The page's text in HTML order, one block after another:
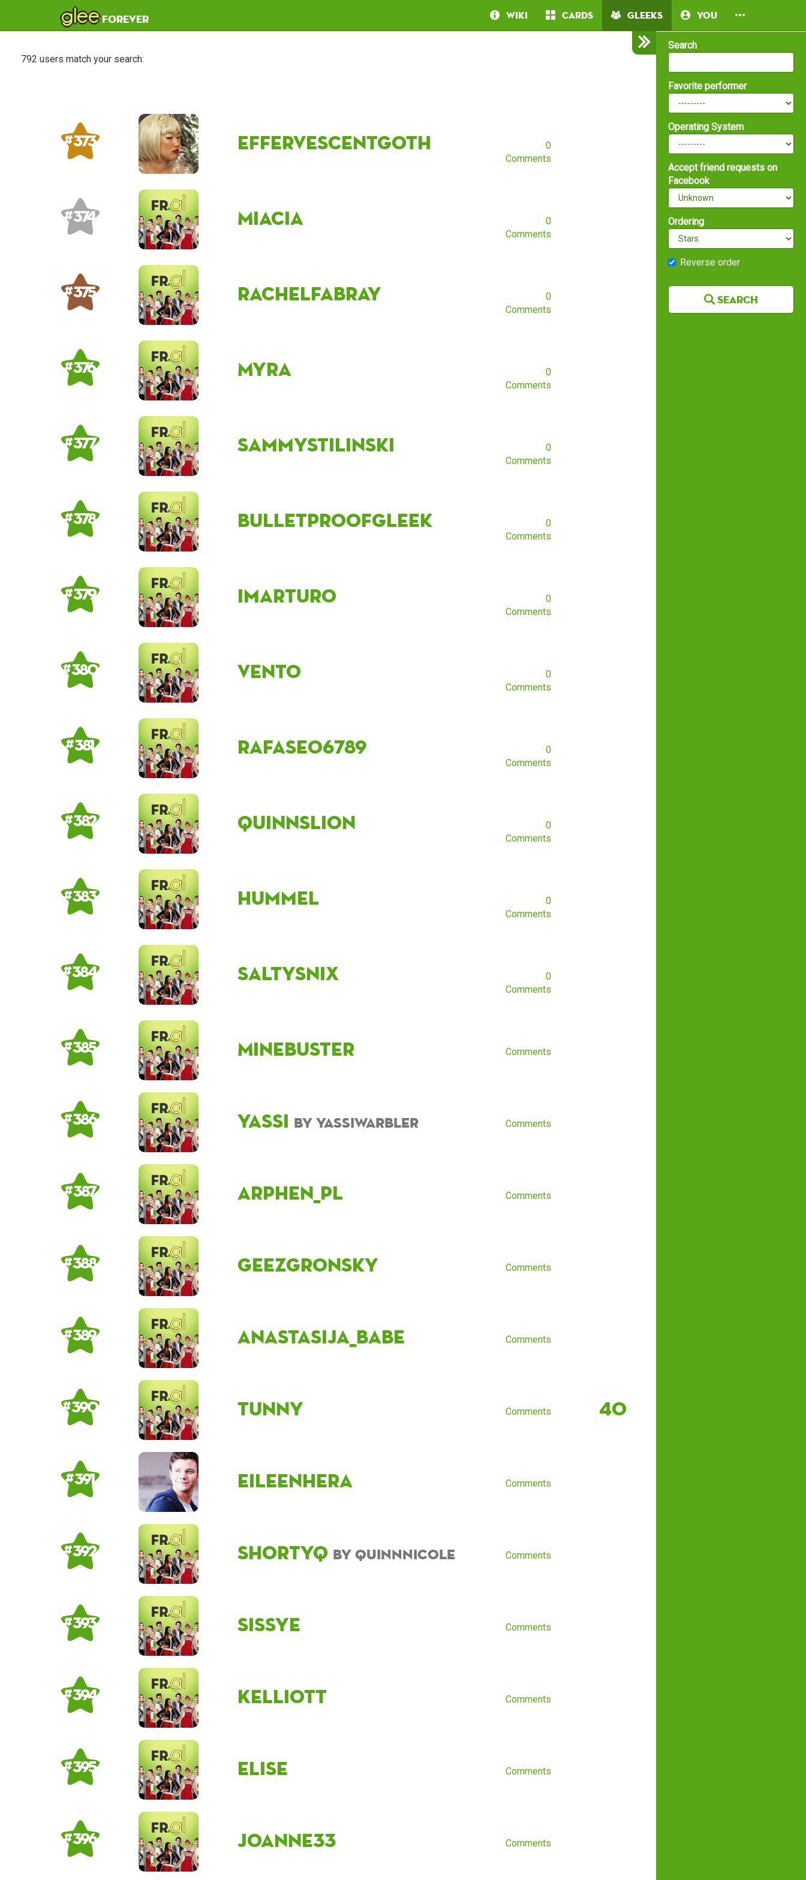
gleeforever Wiki Cards Gleeks You
Search
Favorite performer
Operating System
Accept friend requests on
Facebook
Ordering
Reverse order
Search
792 users match your search:
# 373 effervescentgoth
0
Comments
# 374 Miacia
0
Comments
# 375 RachelFabray
0
Comments
# 376 Myra
0
Comments
# 377 sammystilinski
0
Comments
# 378 Bulletproofgleek
0
Comments
# 379 Imarturo
0
Comments
# 380 Vento
0
Comments
# 381 rafaseo6789
0
Comments
# 382 Quinnslion
0
Comments
# 383 Hummel
0
Comments
# 384 saltysnix
0
Comments
# 385 Minebuster Comments
# 386 Yassi by YassiWarbler Comments
# 387 arphen_pl Comments
# 388 geezgronsky Comments
# 389 Anastasija_babe Comments
# 390 Tunny Comments 40
# 391 EileenHera Comments
# 392 ShortyQ by QuinnNicole Comments
# 393 Sissye Comments
# 394 Kelliott Comments
# 395 elise Comments
# 396 Joanne33 Comments